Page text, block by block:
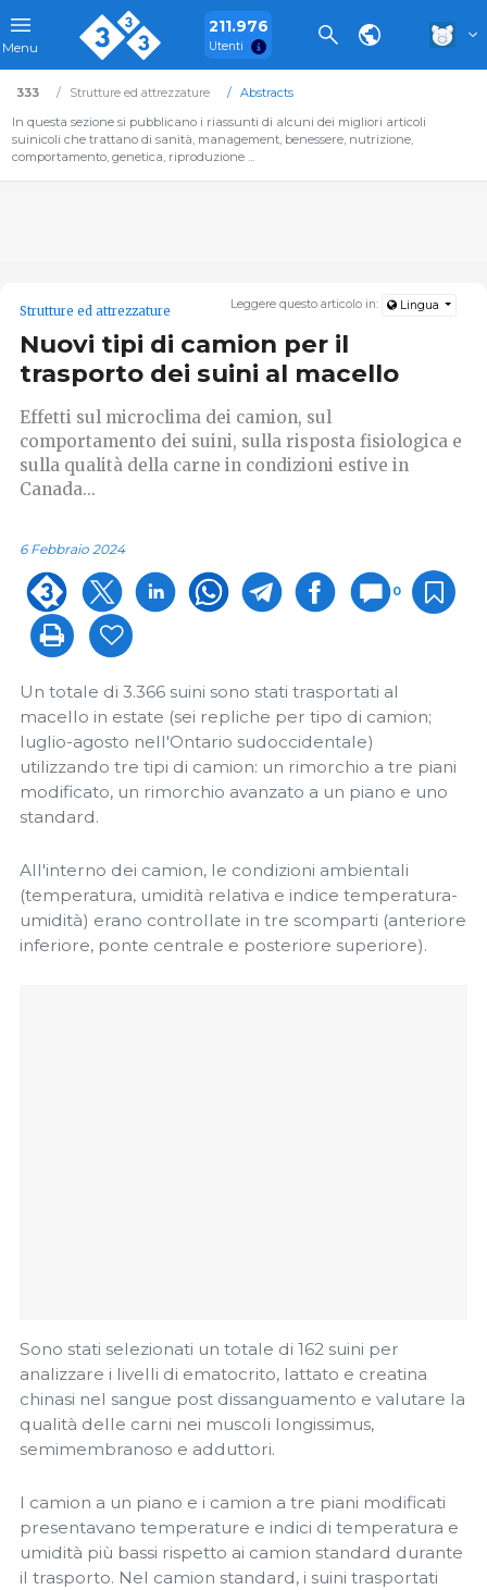
Menu
211.976
Utenti
333 Strutture ed attrezzature
Abstracts
In questa sezione si pubblicano i riassunti di alcuni dei migliori articoli
suinicoli che trattano di sanità, management, benessere, nutrizione,
comportamento, genetica, riproduzione ...
Leggere questo articolo in: Lingua
Strutture ed attrezzature
Nuovi tipi di camion per il
trasporto dei suini al macello
Effetti sul microclima dei camion, sul
comportamento dei suini, sulla risposta fisiologica e
sulla qualità della carne in condizioni estive in
Canada...
6 Febbraio 2024
0
Un totale di 3.366 suini sono stati trasportati al
macello in estate (sei repliche per tipo di camion;
luglio-agosto nell'Ontario sudoccidentale)
utilizzando tre tipi di camion: un rimorchio a tre piani
modificato, un rimorchio avanzato a un piano e uno
standard.
All'interno dei camion, le condizioni ambientali
(temperatura, umidità relativa e indice temperatura-
umidità) erano controllate in tre scomparti (anteriore
inferiore, ponte centrale e posteriore superiore).
Sono stati selezionati un totale di 162 suini per
analizzare i livelli di ematocrito, lattato e creatina
chinasi nel sangue post dissanguamento e valutare la
qualità delle carni nei muscoli longissimus,
semimembranoso e adduttori.
I camion a un piano e i camion a tre piani modificati
presentavano temperature e indici di temperatura e
umidità più bassi rispetto ai camion standard durante
il trasporto. Nel camion standard, i suini trasportati